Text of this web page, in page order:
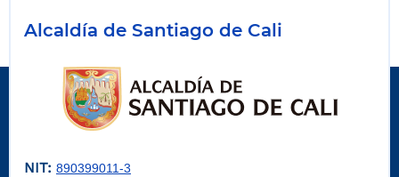
Alcaldía de Santiago de Cali
NIT: 890399011-3